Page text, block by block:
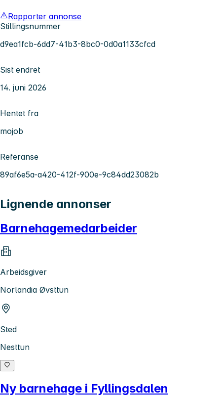
Rapporter annonse
Stillingsnummer
d9ea1fcb-6dd7-41b3-8bc0-0d0a1133cfcd
Sist endret
14. juni 2026
Hentet fra
mojob
Referanse
89af6e5a-a420-412f-900e-9c84dd23082b
Lignende annonser
Barnehagemedarbeider
Arbeidsgiver
Norlandia Øvsttun
Sted
Nesttun
Ny barnehage i Fyllingsdalen